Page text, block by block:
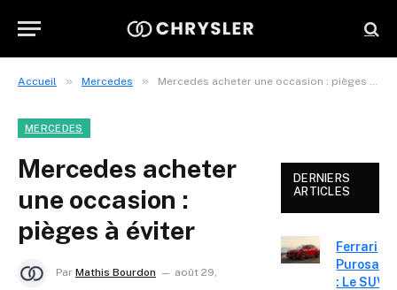
Accueil » Mercedes » Mercedes acheter une occasion : pièges à éviter
MERCEDES
Mercedes acheter
une occasion :
pièges à éviter
Par Mathis Bourdon
août 29,
DERNIERS
ARTICLES
Ferrari
: Le SUV